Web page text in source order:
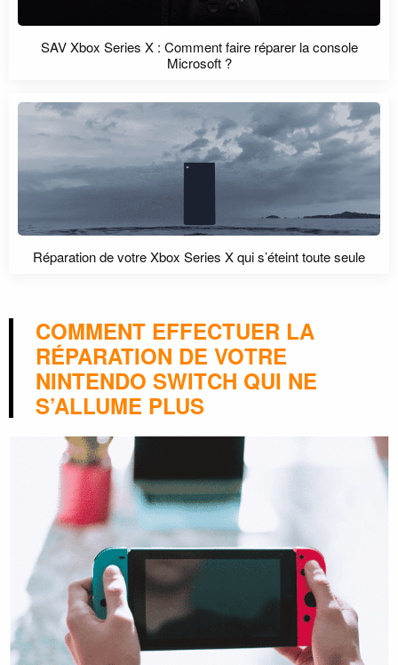
SAV Xbox Series X : Comment faire réparer la console
Microsoft ?
Réparation de votre Xbox Series X qui s’éteint toute seule
COMMENT EFFECTUER LA
RÉPARATION DE VOTRE
NINTENDO SWITCH QUI NE
S’ALLUME PLUS